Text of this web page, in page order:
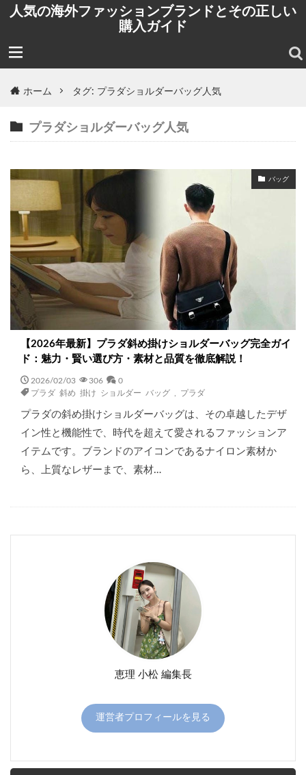
人気の海外ファッションブランドとその正しい
購入ガイド
ホーム タグ: プラダショルダーバッグ人気
プラダショルダーバッグ人気
バッグ
【2026年最新】プラダ斜め掛けショルダーバッグ完全ガイ
ド：魅力・賢い選び方・素材と品質を徹底解説！
2026/02/03 306
0
プラダ 斜め 掛け ショルダー バッグ, プラダ
プラダの斜め掛けショルダーバッグは、その卓越したデザ
イン性と機能性で、時代を超えて愛されるファッションア
イテムです。ブランドのアイコンであるナイロン素材か
ら、上質なレザーまで、素材…
恵理 小松 編集長
運営者プロフィールを見る